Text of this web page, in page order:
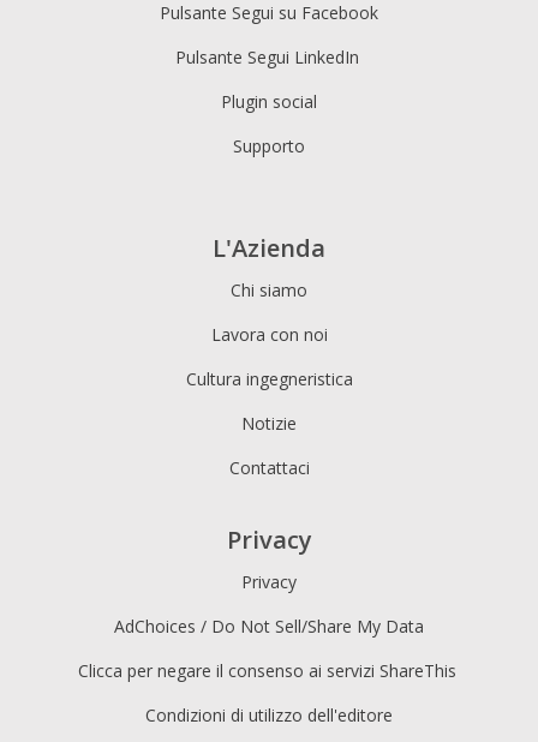
Pulsante Segui su Facebook
Pulsante Segui LinkedIn
Plugin social
Supporto
L'Azienda
Chi siamo
Lavora con noi
Cultura ingegneristica
Notizie
Contattaci
Privacy
Privacy
AdChoices / Do Not Sell/Share My Data
Clicca per negare il consenso ai servizi ShareThis
Condizioni di utilizzo dell'editore